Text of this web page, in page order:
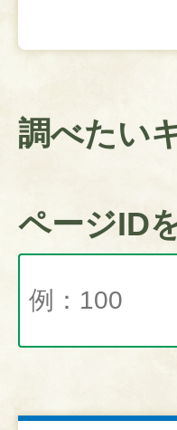
調べたい
ページID